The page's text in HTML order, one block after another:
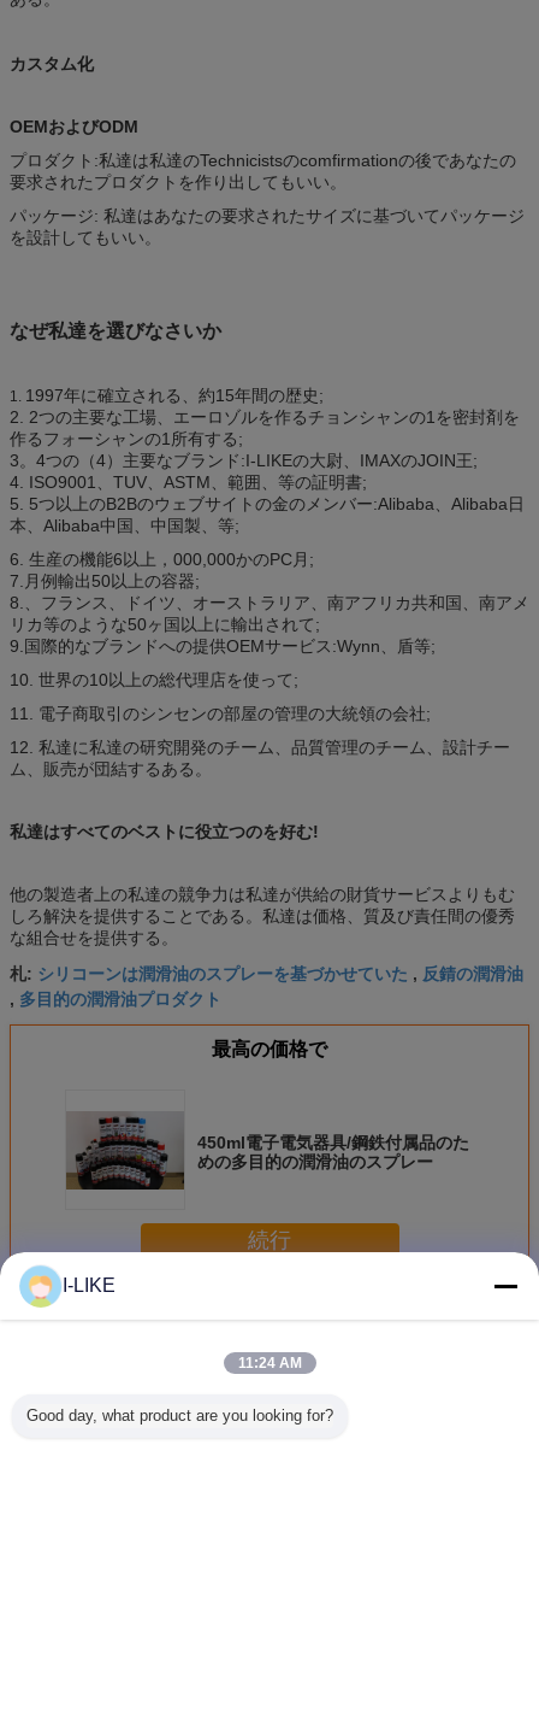
カスタム化
OEMおよびODM
プロダクト:私達は私達のTechnicistsのcomfirmationの後であなたの
要求されたプロダクトを作り出してもいい。
パッケージ: 私達はあなたの要求されたサイズに基づいてパッケージ
を設計してもいい。
なぜ私達を選びなさいか
1. 1997年に確立される、約15年間の歴史;
2. 2つの主要な工場、エーロゾルを作るチョンシャンの1を密封剤を
作るフォーシャンの1所有する;
3。4つの（4）主要なブランド:I-LIKEの大尉、IMAXのJOIN王;
4. ISO9001、TUV、ASTM、範囲、等の証明書;
5. 5つ以上のB2Bのウェブサイトの金のメンバー:Alibaba、Alibaba日
本、Alibaba中国、中国製、等;
6. 生産の機能6以上，000,000かのPC月;
7.月例輸出50以上の容器;
8.、フランス、ドイツ、オーストラリア、南アフリカ共和国、南アメ
リカ等のような50ヶ国以上に輸出されて;
9.国際的なブランドへの提供OEMサービス:Wynn、盾等;
10. 世界の10以上の総代理店を使って;
11. 電子商取引のシンセンの部屋の管理の大統領の会社;
12. 私達に私達の研究開発のチーム、品質管理のチーム、設計チー
ム、販売が団結するある。
私達はすべてのベストに役立つのを好む!
他の製造者上の私達の競争力は私達が供給の財貨サービスよりもむ
しろ解決を提供することである。私達は価格、質及び責任間の優秀
な組合せを提供する。
札: シリコーンは潤滑油のスプレーを基づかせていた , 反錆の潤滑油
, 多目的の潤滑油プロダクト
最高の価格で
450ml電子電気器具/鋼鉄付属品のた
めの多目的の潤滑油のスプレー
続行
多く多目的の潤滑油のスプレー
I-LIKE
11:24 AM
Good day, what product are you looking for?